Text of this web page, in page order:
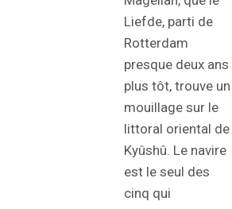
Liefde, parti de
Rotterdam
presque deux ans
plus tôt, trouve un
mouillage sur le
littoral oriental de
Kyûshû. Le navire
est le seul des
cinq qui